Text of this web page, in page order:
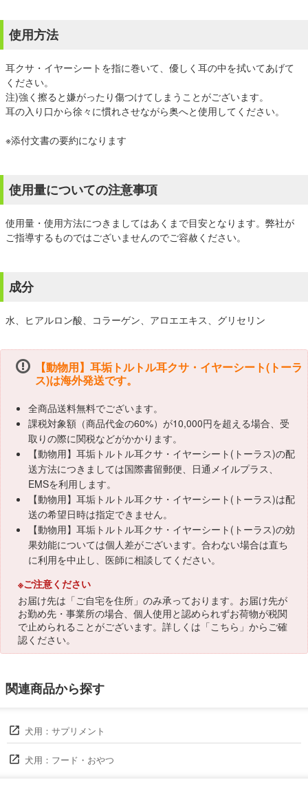
使用方法
耳クサ・イヤーシートを指に巻いて、優しく耳の中を拭いてあげて
ください。
注)強く擦ると嫌がったり傷つけてしまうことがございます。
耳の入り口から徐々に慣れさせながら奥へと使用してください。
※添付文書の要約になります
使用量についての注意事項
使用量・使用方法につきましてはあくまで目安となります。弊社が
ご指導するものではございませんのでご容赦ください。
成分
水、ヒアルロン酸、コラーゲン、アロエエキス、グリセリン
【動物用】耳垢トルトル耳クサ・イヤーシート(トーラ
ス)は海外発送です。
全商品送料無料でございます。
課税対象額（商品代金の60%）が10,000円を超える場合、受
取りの際に関税などがかかります。
【動物用】耳垢トルトル耳クサ・イヤーシート(トーラス)の配
送方法につきましては国際書留郵便、日通メイルプラス、
EMSを利用します。
【動物用】耳垢トルトル耳クサ・イヤーシート(トーラス)は配
送の希望日時は指定できません。
【動物用】耳垢トルトル耳クサ・イヤーシート(トーラス)の効
果効能については個人差がございます。合わない場合は直ち
に利用を中止し、医師に相談してください。
※ご注意ください
お届け先は「ご自宅を住所」のみ承っております。お届け先が
お勤め先・事業所の場合、個人使用と認められずお荷物が税関
で止められることがございます。詳しくは「こちら 」からご確
認ください。
関連商品から探す
犬用：サプリメント
犬用：フード・おやつ